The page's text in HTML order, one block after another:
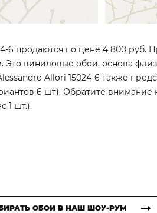
6 продаются по цене 4 800 руб.
Это виниловые обои, основа
Allori 15024-6 также
6 шт). Обратите внимание
1 шт.).
ОБОИ В НАШ ШОУ-РУМ